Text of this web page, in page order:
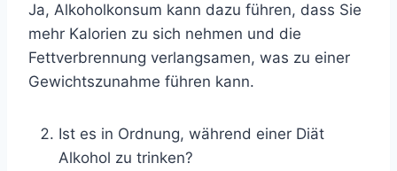
Ja, Alkoholkonsum kann dazu führen, dass Sie
mehr Kalorien zu sich nehmen und die
Fettverbrennung verlangsamen, was zu einer
Gewichtszunahme führen kann.
Ist es in Ordnung, während einer Diät
Alkohol zu trinken?